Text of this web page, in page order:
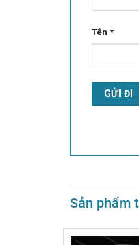
Tên *
Sản phẩm